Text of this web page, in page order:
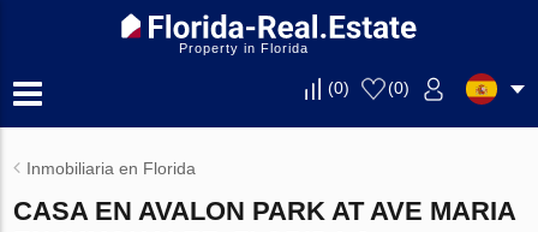
Property in Florida
(0) (0)
Inmobiliaria en Florida
CASA EN AVALON PARK AT AVE MARIA